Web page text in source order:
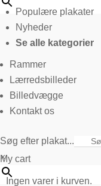
Populære plakater
Nyheder
Se alle kategorier
Rammer
Lærredsbilleder
Billedvægge
Kontakt os
Søg efter plakat...
×
My cart
Ingen varer i kurven.